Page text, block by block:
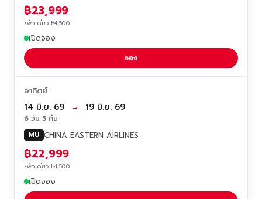
฿23,999
+พักเดี่ยว ฿4,500
เปิดจอง
จอง
อาทิตย์
14 มิ.ย. 69 → 19 มิ.ย. 69
6 วัน 5 คืน
MU CHINA EASTERN AIRLINES
฿22,999
+พักเดี่ยว ฿4,500
เปิดจอง